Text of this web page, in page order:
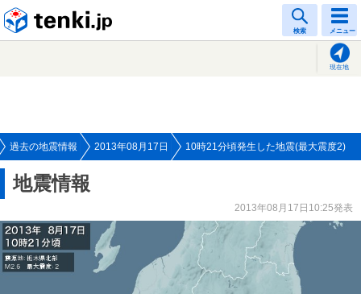
検索 メニュー
現在地
過去の地震情報 2013年08月17日 10時21分頃発生した地震(最大震度2)
地震情報
2013年08月17日10:25発表